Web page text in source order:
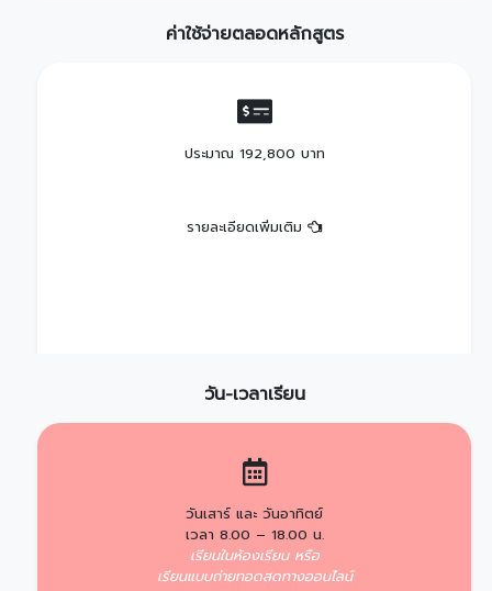
ค่าใช้จ่ายตลอดหลักสูตร
ประมาณ 192,800 บาท
รายละเอียดเพิ่มเติม
วัน-เวลาเรียน
วันเสาร์ และ วันอาทิตย์
เวลา 8.00 – 18.00 น.
เรียนในห้องเรียน หรือ
เรียนแบบถ่ายทอดสดทางออนไลน์